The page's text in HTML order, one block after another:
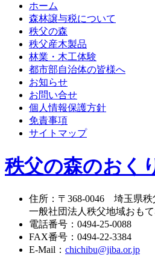
ホーム
森林譲与税について
秩父の森
秩父産木製品
林業・木工体験
都市部自治体の皆様へ
お知らせ
お問い合せ
個人情報保護方針
免責事項
サイトマップ
秩父の森のおく
住所 ： 〒368-0046 埼玉県秩
一般社団法人秩父地域おも
電話番号 ： 0494-25-0088
FAX番号 ： 0494-22-3384
E-Mail ： chichibu@jiba.or.jp